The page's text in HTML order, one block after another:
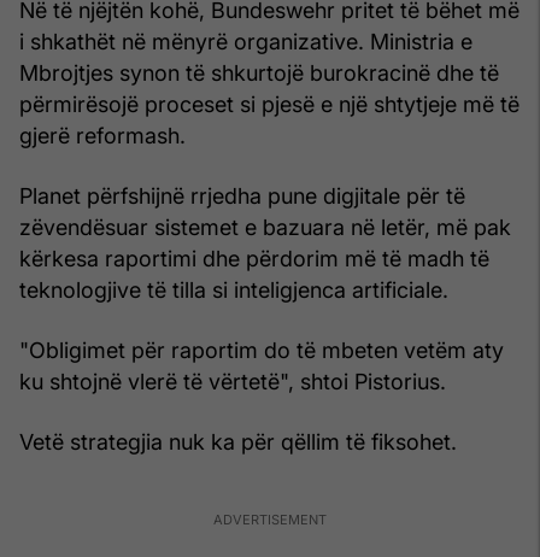
Në të njëjtën kohë, Bundeswehr pritet të bëhet më
i shkathët në mënyrë organizative. Ministria e
Mbrojtjes synon të shkurtojë burokracinë dhe të
përmirësojë proceset si pjesë e një shtytjeje më të
gjerë reformash.
Planet përfshijnë rrjedha pune digjitale për të
zëvendësuar sistemet e bazuara në letër, më pak
kërkesa raportimi dhe përdorim më të madh të
teknologjive të tilla si inteligjenca artificiale.
"Obligimet për raportim do të mbeten vetëm aty
ku shtojnë vlerë të vërtetë", shtoi Pistorius.
Vetë strategjia nuk ka për qëllim të fiksohet.